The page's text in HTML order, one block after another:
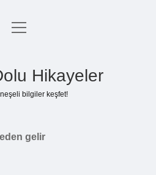
Anasayfa
menüyü
Hikayeler
bilgiler keşfet!
gelir